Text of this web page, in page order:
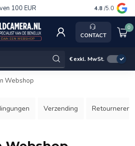
100 EUR Service,
4.8 /5.0
CONTACT
0
€exkl. MwSt.
Webshop
Verzending Retourneren